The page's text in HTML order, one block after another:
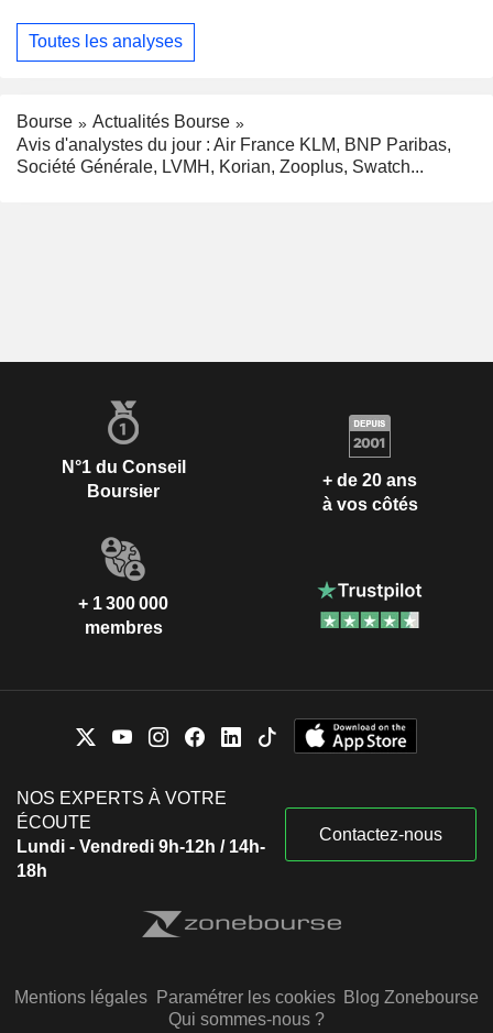
Toutes les analyses
Bourse
Actualités Bourse
Avis d'analystes du jour : Air France KLM, BNP Paribas,
Société Générale, LVMH, Korian, Zooplus, Swatch...
N°1 du Conseil
Boursier
+ de 20 ans
à vos côtés
+ 1 300 000
membres
NOS EXPERTS À VOTRE
ÉCOUTE
Lundi - Vendredi 9h-12h / 14h-
18h
Contactez-nous
Mentions légales Paramétrer les cookies Blog Zonebourse
Qui sommes-nous ?